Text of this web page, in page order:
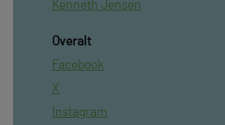
Kenneth Jensen
Overalt
Facebook
X
Instagram